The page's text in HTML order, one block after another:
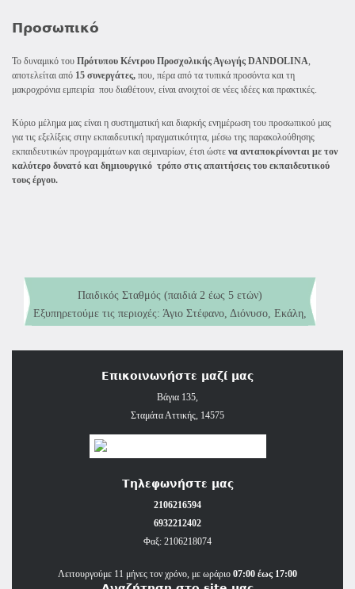
Προσωπικό
Το δυναμικό του Πρότυπου Κέντρου Προσχολικής Αγωγής DANDOLINA,
αποτελείται από 15 συνεργάτες, που, πέρα από τα τυπικά προσόντα και τη
μακροχρόνια εμπειρία που διαθέτουν, είναι ανοιχτοί σε νέες ιδέες και πρακτικές.
Κύριο μέλημα μας είναι η συστηματική και διαρκής ενημέρωση του προσωπικού μας
για τις εξελίξεις στην εκπαιδευτική πραγματικότητα, μέσω της παρακολούθησης
εκπαιδευτικών προγραμμάτων και σεμιναρίων, έτσι ώστε να ανταποκρίνονται με τον
καλύτερο δυνατό και δημιουργικό τρόπο στις απαιτήσεις του εκπαιδευτικού
τους έργου.
Εξυπηρετούμε τις περιοχές: Άγιο Στέφανο, Διόνυσο, Εκάλη,
Νέα Ερυθραία, Δροσιά, Κρυονέρι, Ροδόπολη, Άνοιξη,
Αφίδνες, Καπανδρίτι, Εύξεινο Πόντο, Κάτω Κηφισιά και
Παιδικός Σταθμός (παιδιά 2 έως 5 ετών)
Επικοινωνήστε μαζί μας
Βάγια 135,
Σταμάτα Αττικής, 14575
Τηλεφωνήστε μας
2106216594
6932212402
Φαξ: 2106218074
Λειτουργούμε 11 μήνες τον χρόνο, με ωράριο 07:00 έως 17:00